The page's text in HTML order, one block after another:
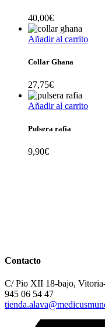
40,00€
Añadir al carrito
Collar Ghana
27,75€
Añadir al carrito
Pulsera rafia
9,90€
Contacto
C/ Pio XII 18-bajo,
945 06 54 47